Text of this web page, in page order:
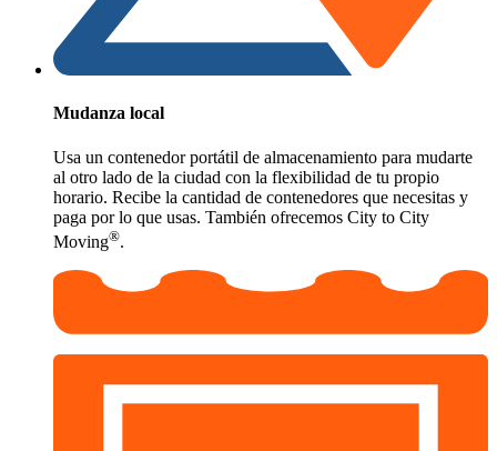
Mudanza local
Usa un contenedor portátil de almacenamiento para mudarte
al otro lado de la ciudad con la flexibilidad de tu propio
horario. Recibe la cantidad de contenedores que necesitas y
paga por lo que usas. También ofrecemos City to City
Moving®.